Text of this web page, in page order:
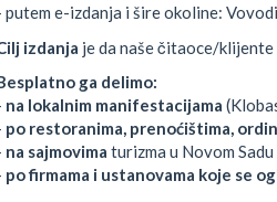
putem e-izdanja i šire okoline:
izdanja je da naše čitaoce/klijente
ga delimo:
na lokalnim manifestacijama
po restoranima, prenoćištima,
na sajmovima turizma u Novom
po firmama i ustanovama koje se